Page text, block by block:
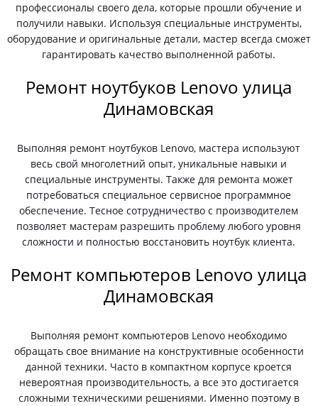
профессионалы своего дела, которые прошли обучение и
получили навыки. Используя специальные инструменты,
оборудование и оригинальные детали, мастер всегда сможет
гарантировать качество выполненной работы.
Ремонт ноутбуков Lenovo улица
Динамовская
Выполняя ремонт ноутбуков Lenovo, мастера используют
весь свой многолетний опыт, уникальные навыки и
специальные инструменты. Также для ремонта может
потребоваться специальное сервисное программное
обеспечение. Тесное сотрудничество с производителем
позволяет мастерам разрешить проблему любого уровня
сложности и полностью восстановить ноутбук клиента.
Ремонт компьютеров Lenovo улица
Динамовская
Выполняя ремонт компьютеров Lenovo необходимо
обращать свое внимание на конструктивные особенности
данной техники. Часто в компактном корпусе кроется
невероятная производительность, а все это достигается
сложными техническими решениями. Именно поэтому в